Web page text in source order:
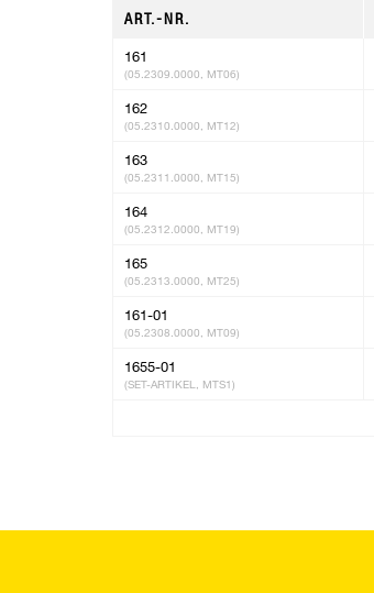
ART.-NR.
161
(05.2309.0000, MT06)
162
(05.2310.0000, MT12)
163
(05.2311.0000, MT15)
164
(05.2312.0000, MT19)
165
(05.2313.0000, MT25)
161-01
(05.2308.0000, MT09)
1655-01
(SET-ARTIKEL, MTS1)